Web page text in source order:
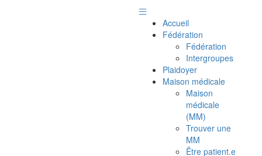
Accueil
Fédération
Fédération
Intergroupes
Plaidoyer
Maison médicale
Maison
médicale
(MM)
Trouver une
MM
Être patient.e